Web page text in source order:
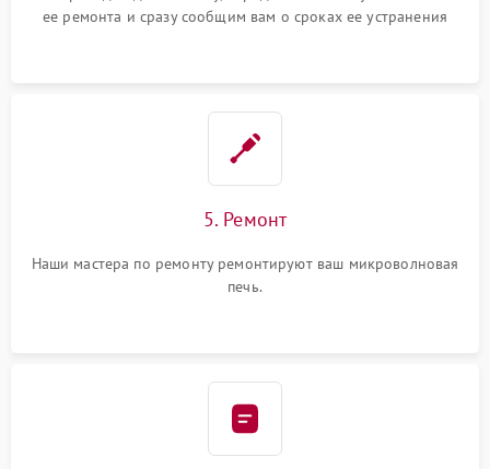
ее ремонта и сразу сообщим вам о сроках ее устранения
5. Ремонт
Наши мастера по ремонту ремонтируют ваш микроволновая
печь.